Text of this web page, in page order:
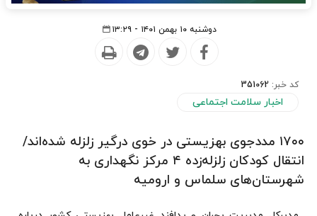
دوشنبه ۱۰ بهمن ۱۴۰۱ - ۱۳:۲۹
کد خبر: 351062
اخبار سلامت اجتماعی
۱۷۰۰ مددجوی بهزیستی در خوی درگیر زلزله شده‌اند/
انتقال کودکان‌ زلزله‌زده ۴ مرکز نگهداری به
شهرستان‌های سلماس و ارومیه